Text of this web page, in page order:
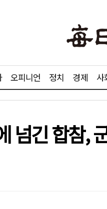
오피니언 정치 경제 사
넘긴 합참,